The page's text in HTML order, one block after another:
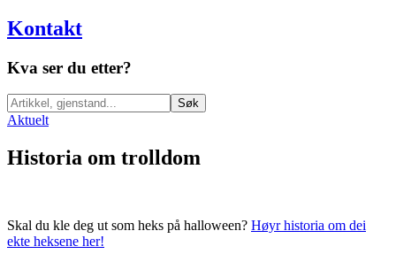
Kontakt
Kva ser du etter?
Søk
Aktuelt
Historia om trolldom
Skal du kle deg ut som heks på halloween? Høyr historia om dei
ekte heksene her!